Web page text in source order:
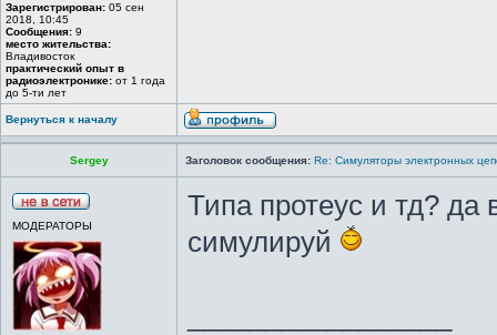
Зарегистрирован: 05 сен
2018, 10:45
Сообщения: 9
место жительства:
Владивосток
практический опыт в
радиоэлектронике: от 1 года
до 5-ти лет
Вернуться к началу
Sergey Заголовок сообщения: Re: Симуляторы электронных
МОДЕРАТОРЫ
Типа протеус и тд? да
симулируй